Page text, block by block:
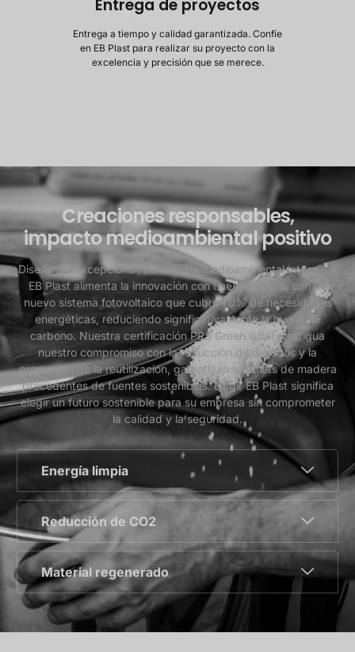
Entrega de proyectos
Entrega a tiempo y calidad garantizada. Confíe
en EB Plast para realizar su proyecto con la
excelencia y precisión que se merece.
Creaciones responsables,
impacto medioambiental positivo
Diseño 3D excepcional, conciencia medioambiental integrada
EB Plast alimenta la innovación con energía limpia, con un
nuevo sistema fotovoltaico que cubre 70% de necesidades
energéticas, reduciendo significativamente la huella de
carbono. Nuestra certificación PRS Green label atestigua
nuestro compromiso con la reducción de residuos y la
promoción de la reutilización, garantizando palets de madera
procedentes de fuentes sostenibles. Elegir EB Plast significa
elegir un futuro sostenible para su empresa sin comprometer
la calidad y la seguridad.
Energía limpia
Reducción de CO2
Material regenerado